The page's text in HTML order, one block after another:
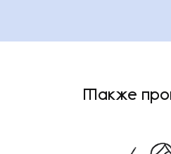
Также